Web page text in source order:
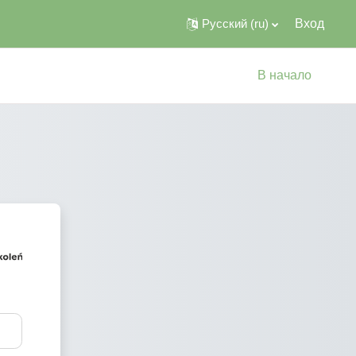
Русский ‎(ru)‎ Вход
В начало
edukacyjna WCIES